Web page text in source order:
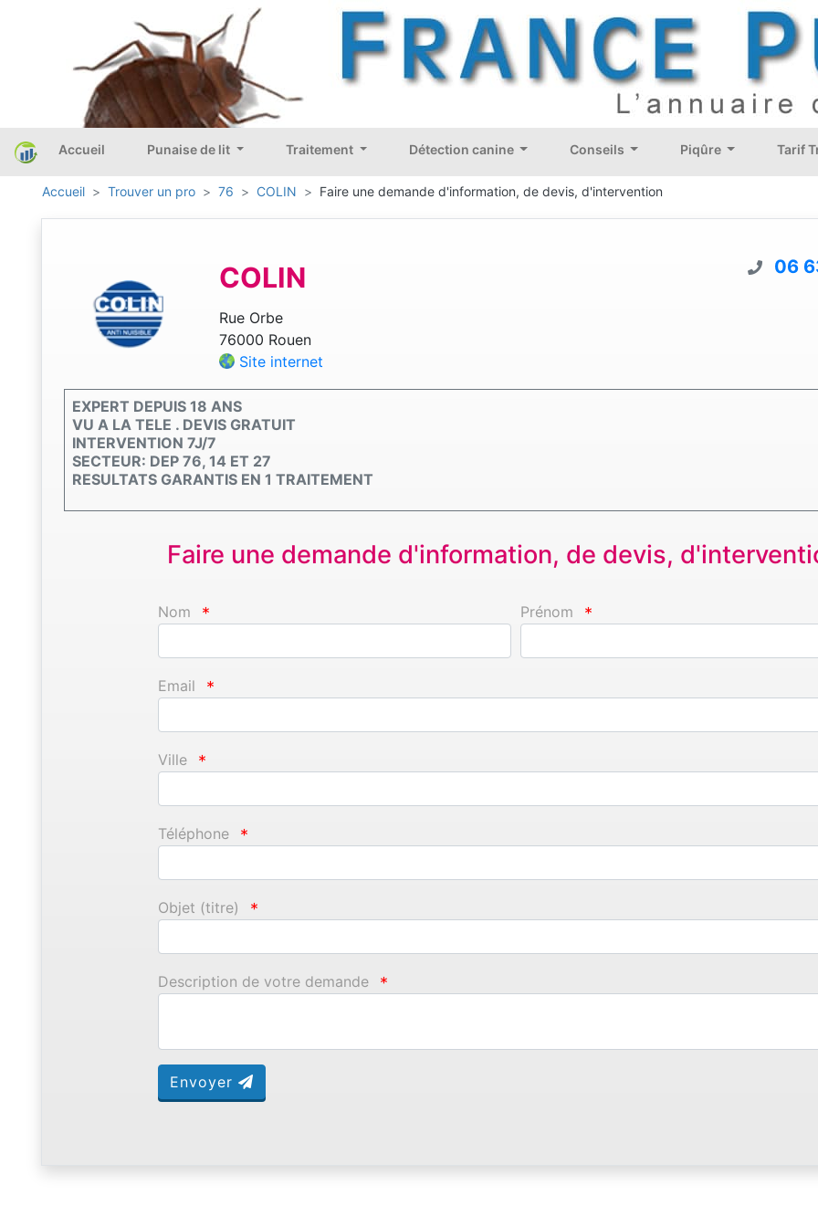
Accueil Punaise de lit Traitement Détection canine Conseils Piqûre Tarif
Accueil Trouver un pro 76 COLIN Faire une demande d'information, de devis, d'intervention
COLIN
Rue Orbe
76000 Rouen
Site internet
06
EXPERT DEPUIS 18 ANS
VU A LA TELE . DEVIS GRATUIT
INTERVENTION 7J/7
SECTEUR: DEP 76, 14 ET 27
RESULTATS GARANTIS EN 1 TRAITEMENT
Faire une demande d'information, de devis,
Nom * Prénom *
Email *
Ville *
Téléphone *
Objet (titre) *
Description de votre demande *
Envoyer